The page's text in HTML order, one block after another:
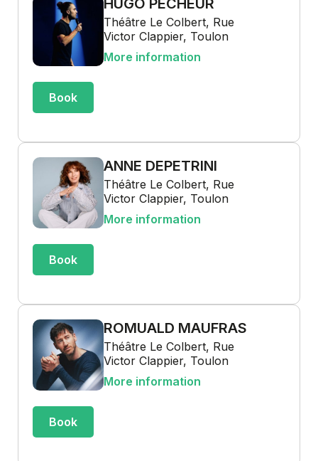
HUGO PÊCHEUR
Théâtre Le Colbert, Rue
Victor Clappier, Toulon
More information
Book
ANNE DEPETRINI
Théâtre Le Colbert, Rue
Victor Clappier, Toulon
More information
Book
ROMUALD MAUFRAS
Théâtre Le Colbert, Rue
Victor Clappier, Toulon
More information
Book